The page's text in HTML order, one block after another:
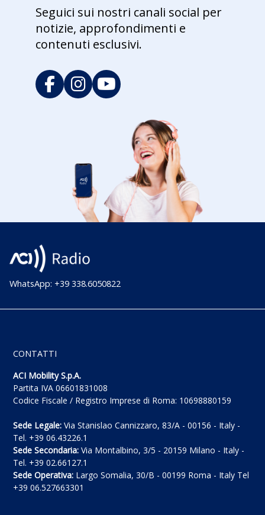
Seguici sui nostri canali social per
notizie, approfondimenti e
contenuti esclusivi.
WhatsApp: +39 338.6050822
CONTATTI
ACI Mobility S.p.A.
Partita IVA 06601831008
Codice Fiscale / Registro Imprese di Roma: 10698880159
Sede Legale: Via Stanislao Cannizzaro, 83/A - 00156 - Italy -
Tel. +39 06.43226.1
Sede Secondaria: Via Montalbino, 3/5 - 20159 Milano - Italy -
Tel. +39 02.66127.1
Sede Operativa: Largo Somalia, 30/B - 00199 Roma - Italy Tel
+39 06.527663301